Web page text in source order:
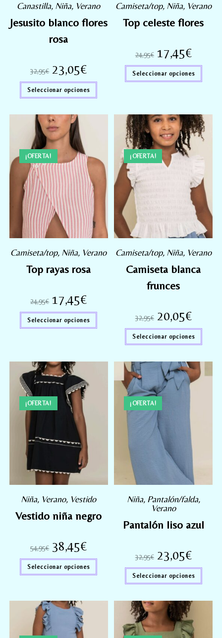
Canastilla, Niña, Verano
Jesusito blanco flores
rosa
32,95€ 23,05€
Seleccionar opciones
Camiseta/top, Niña, Verano
Top celeste flores
24,95€ 17,45€
Seleccionar opciones
¡OFERTA!
Camiseta/top, Niña, Verano
Top rayas rosa
24,95€ 17,45€
Seleccionar opciones
¡OFERTA!
Camiseta/top, Niña, Verano
Camiseta blanca
frunces
32,95€ 20,05€
Seleccionar opciones
¡OFERTA!
Niña, Verano, Vestido
Vestido niña negro
54,95€ 38,45€
Seleccionar opciones
¡OFERTA!
Niña, Pantalón/falda,
Verano
Pantalón liso azul
32,95€ 23,05€
Seleccionar opciones